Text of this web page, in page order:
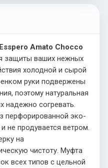
Amato Chocco
защиты ваших нежных
холодной и сырой
руки подвержены
поэтому натуральная
надежно согревать.
перфорированной эко-
не продувается ветром.
на
чистоту. Муфта
всех типов с цельной